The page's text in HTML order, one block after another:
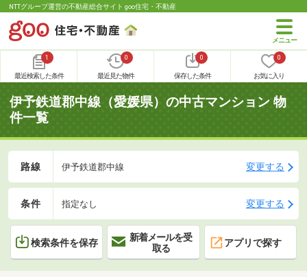
NTTグループ運営の不動産総合サイト goo住宅・不動産
1
最近検索した条件
0
最近見た物件
0
保存した条件
0
お気に入り
伊予鉄道郡中線（愛媛県）の中古マンション 物
件一覧
路線 伊予鉄道郡中線 変更する
条件 指定なし 変更する
検索条件を保存
新着メールを受
取る
アプリで探す